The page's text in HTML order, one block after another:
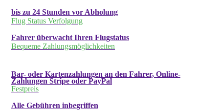
bis zu 24 Stunden vor Abholung
Flug Status Verfolgung
Fahrer überwacht Ihren Flugstatus
Bequeme Zahlungsmöglichkeiten
Bar- oder Kartenzahlungen an den Fahrer, Online-
Zahlungen Stripe oder PayPal
Festpreis
Alle Gebühren inbegriffen